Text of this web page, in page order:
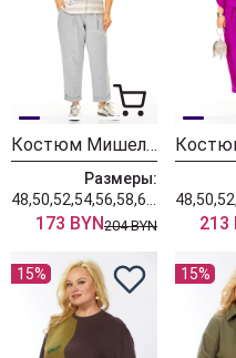
Костюм Мишель Шик 1452 серый+полоска
Размеры:
173 BYN204 BYN 213
15% 15%